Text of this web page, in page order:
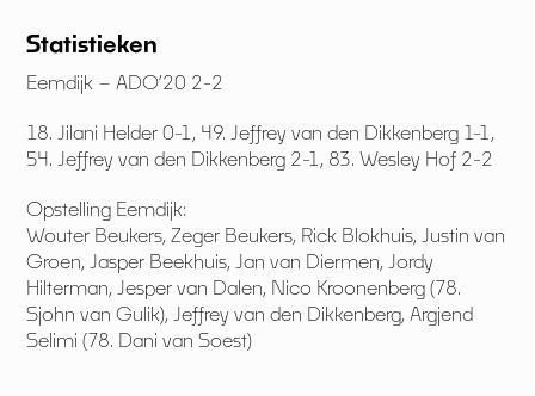
Statistieken
Eemdijk – ADO’20 2-2
18. Jilani Helder 0-1, 49. Jeffrey van den Dikkenberg 1-1,
54. Jeffrey van den Dikkenberg 2-1, 83. Wesley Hof 2-2
Opstelling Eemdijk:
Wouter Beukers, Zeger Beukers, Rick Blokhuis, Justin van
Groen, Jasper Beekhuis, Jan van Diermen, Jordy
Hilterman, Jesper van Dalen, Nico Kroonenberg (78.
Sjohn van Gulik), Jeffrey van den Dikkenberg, Argjend
Selimi (78. Dani van Soest)